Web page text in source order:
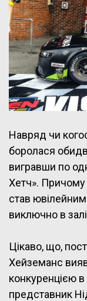
Навряд чи
боролася
вигравши по
Хетч». Причому
став
виключно в
Цікаво, що,
Хейземанс
конкуренцією
представник